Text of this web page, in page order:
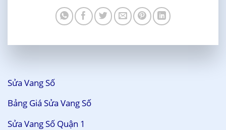
Sửa Vang Số
Bảng Giá Sửa Vang Số
Sửa Vang Số Quận 1